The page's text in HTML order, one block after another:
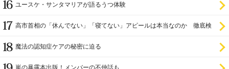
ユースケ・サンタマリアが語るうつ体験
高市首相の「休んでない」「寝てない」アピールは本当なのか 徹底検
魔法の認知症ケアの秘密に迫る